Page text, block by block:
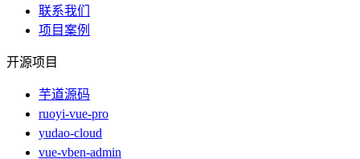
联系我们
项目案例
开源项目
芋道源码
ruoyi-vue-pro
yudao-cloud
vue-vben-admin